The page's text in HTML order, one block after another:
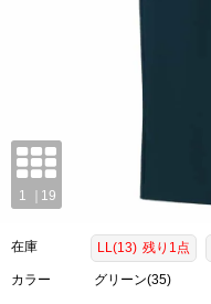
在庫 LL(13) 残り1点
カラー グリーン(35)